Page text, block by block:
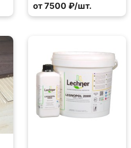
от 7500 ₽/шт.